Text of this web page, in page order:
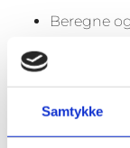
Samtykke
Beregne
Gjøre det
Gjøre det